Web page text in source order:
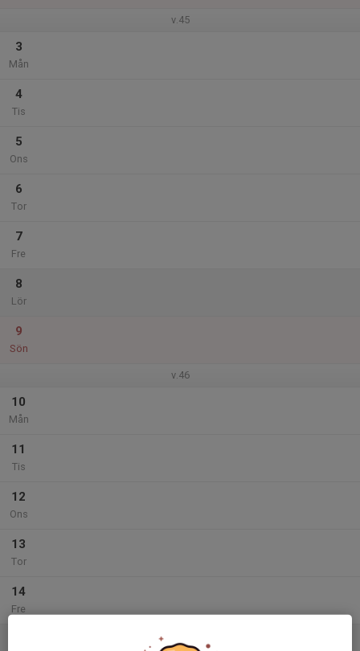
v.45
3
Mån
4
Tis
5
Ons
6
Tor
7
Fre
8
Lör
9
Sön
v.46
10
Mån
11
Tis
12
Ons
13
Tor
14
Fre